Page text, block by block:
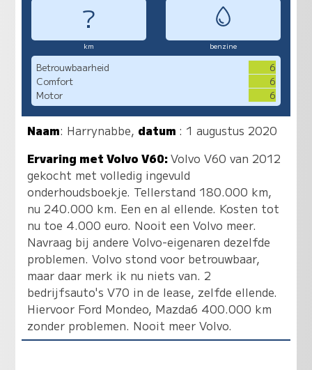
?
km benzine
Betrouwbaarheid
6
Comfort
6
Motor
6
Naam: Harrynabbe, datum : 1 augustus 2020
Ervaring met Volvo V60:Volvo V60 van 2012
gekocht met volledig ingevuld
onderhoudsboekje. Tellerstand 180.000 km,
nu 240.000 km. Een en al ellende. Kosten tot
nu toe 4.000 euro. Nooit een Volvo meer.
Navraag bij andere Volvo-eigenaren dezelfde
problemen. Volvo stond voor betrouwbaar,
maar daar merk ik nu niets van. 2
bedrijfsauto's V70 in de lease, zelfde ellende.
Hiervoor Ford Mondeo, Mazda6 400.000 km
zonder problemen. Nooit meer Volvo.